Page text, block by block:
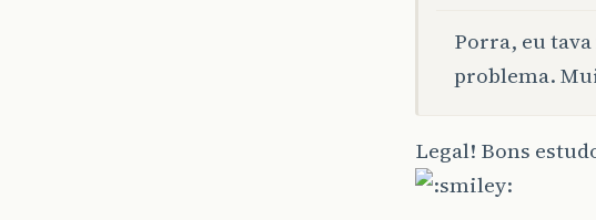
Porra, eu
problema.
Legal! Bons